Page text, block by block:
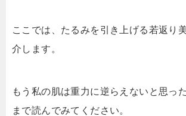
ここでは、たるみを引き上げる若返り
介します。
もう私の肌は重力に逆らえないと思っ
まで読んでみてください。